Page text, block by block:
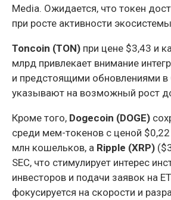
Media. Ожидается, что токен
при росте активности
Toncoin (TON) при цене $3,43 и
млрд привлекает внимание
и предстоящими обновлениями в
указывают на возможный рост
Кроме того, Dogecoin (DOGE)
среди мем-токенов с ценой
млн кошельков, а Ripple (XRP)
SEC, что стимулирует интерес
инвесторов и подачи заявок на
фокусируется на скорости и